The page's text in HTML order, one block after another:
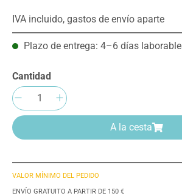
IVA incluido, gastos de envío aparte
Plazo de entrega: 4–6 días
Cantidad
Cantidad del producto:
A la cesta
VALOR MÍNIMO DEL PEDIDO
ENVÍO GRATUITO A PARTIR DE 150 €